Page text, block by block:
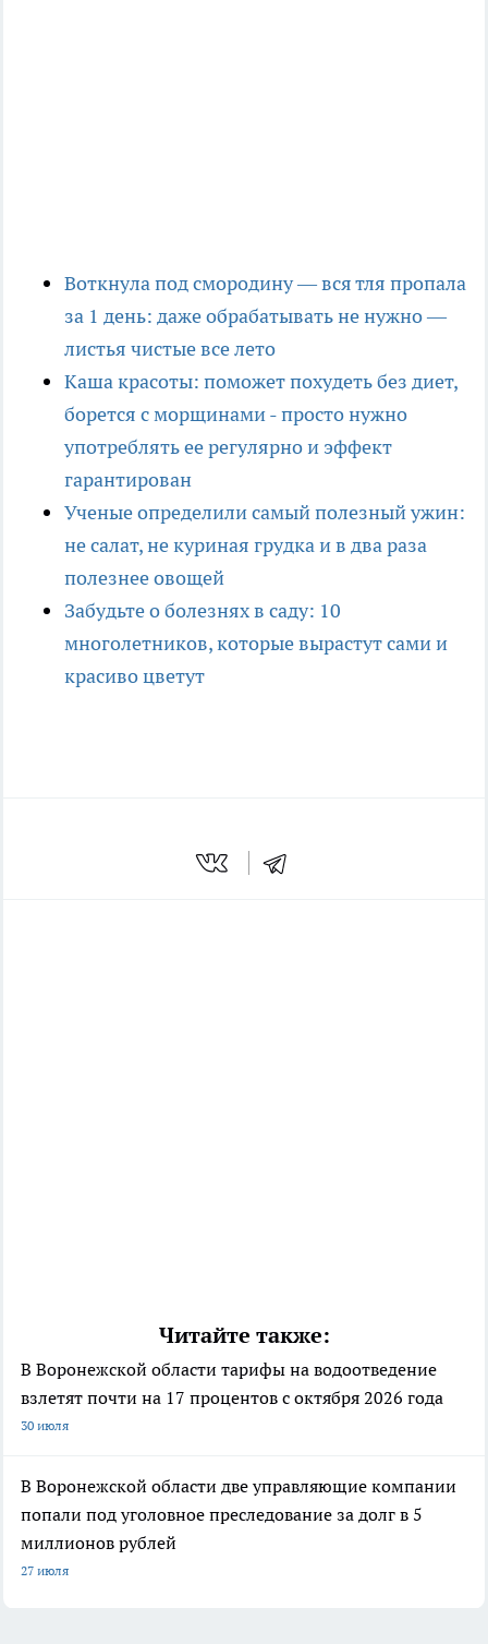
Воткнула под смородину — вся тля пропала
за 1 день: даже обрабатывать не нужно —
листья чистые все лето
Каша красоты: поможет похудеть без диет,
борется с морщинами - просто нужно
употреблять ее регулярно и эффект
гарантирован
Ученые определили самый полезный ужин:
не салат, не куриная грудка и в два раза
полезнее овощей
Забудьте о болезнях в саду: 10
многолетников, которые вырастут сами и
красиво цветут
Читайте также:
В Воронежской области тарифы на водоотведение
взлетят почти на 17 процентов с октября 2026 года
30 июля
В Воронежской области две управляющие компании
попали под уголовное преследование за долг в 5
миллионов рублей
27 июля